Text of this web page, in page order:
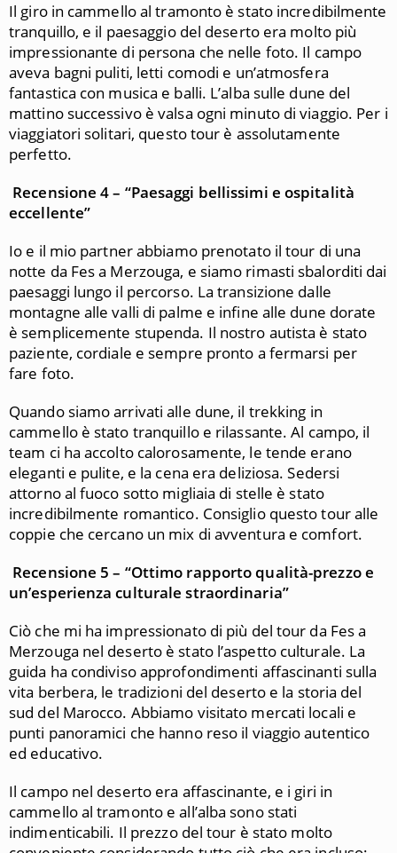
Il giro in cammello al tramonto è stato incredibilmente
tranquillo, e il paesaggio del deserto era molto più
impressionante di persona che nelle foto. Il campo
aveva bagni puliti, letti comodi e un’atmosfera
fantastica con musica e balli. L’alba sulle dune del
mattino successivo è valsa ogni minuto di viaggio. Per i
viaggiatori solitari, questo tour è assolutamente
perfetto.
Recensione 4 – “Paesaggi bellissimi e ospitalità
eccellente”
Io e il mio partner abbiamo prenotato il tour di una
notte da Fes a Merzouga, e siamo rimasti sbalorditi dai
paesaggi lungo il percorso. La transizione dalle
montagne alle valli di palme e infine alle dune dorate
è semplicemente stupenda. Il nostro autista è stato
paziente, cordiale e sempre pronto a fermarsi per
fare foto.
Quando siamo arrivati alle dune, il trekking in
cammello è stato tranquillo e rilassante. Al campo, il
team ci ha accolto calorosamente, le tende erano
eleganti e pulite, e la cena era deliziosa. Sedersi
attorno al fuoco sotto migliaia di stelle è stato
incredibilmente romantico. Consiglio questo tour alle
coppie che cercano un mix di avventura e comfort.
Recensione 5 – “Ottimo rapporto qualità-prezzo e
un’esperienza culturale straordinaria”
Ciò che mi ha impressionato di più del tour da Fes a
Merzouga nel deserto è stato l’aspetto culturale. La
guida ha condiviso approfondimenti affascinanti sulla
vita berbera, le tradizioni del deserto e la storia del
sud del Marocco. Abbiamo visitato mercati locali e
punti panoramici che hanno reso il viaggio autentico
ed educativo.
Il campo nel deserto era affascinante, e i giri in
cammello al tramonto e all’alba sono stati
indimenticabili. Il prezzo del tour è stato molto